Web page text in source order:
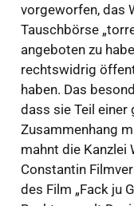
vorgeworfen, das
Tauschbörse
angeboten zu
rechtswidrig
haben. Das
dass sie Teil einer
Zusammenhang
mahnt die Kanzlei
Constantin
des Film „Fack ju